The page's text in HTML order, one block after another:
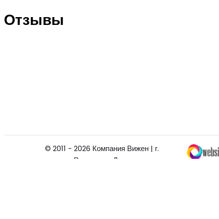
Отзывы
© 2011 - 2026 Компания Вижен | г.
Ростов-на-Дону